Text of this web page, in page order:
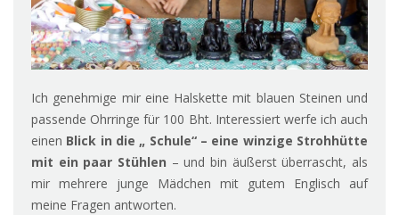
Ich genehmige mir eine Halskette mit blauen Steinen und
passende Ohrringe für 100 Bht. Interessiert werfe ich auch
einen Blick in die „ Schule“ – eine winzige Strohhütte
mit ein paar Stühlen – und bin äußerst überrascht, als
mir mehrere junge Mädchen mit gutem Englisch auf
meine Fragen antworten.